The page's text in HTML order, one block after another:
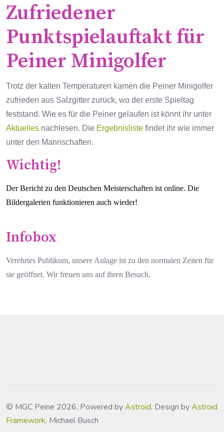
Zufriedener
Punktspielauftakt für
Peiner Minigolfer
Trotz der kalten Temperaturen kamen die Peiner Minigolfer
zufrieden aus Salzgitter zurück, wo der erste Spieltag
feststand. Wie es für die Peiner gelaufen ist könnt ihr unter
Aktuelles nachlesen. Die Ergebnisliste findet ihr wie immer
unter den Mannschaften.
Wichtig!
Der Bericht zu den Deutschen Meisterschaften ist online. Die
Bildergalerien funktionieren auch wieder!
Infobox
Verehrtes Publikum, unsere Anlage ist zu den normalen Zeiten für
sie geöffnet. Wir freuen uns auf ihren Besuch.
© MGC Peine 2026, Powered byAstroid. Design byAstroid
Framework, Michael Busch